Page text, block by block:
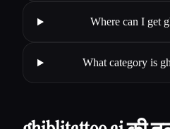
Where can I get
What category is